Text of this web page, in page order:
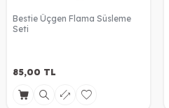
Bestie Üçgen Flama Süsleme
Seti
85,00 TL